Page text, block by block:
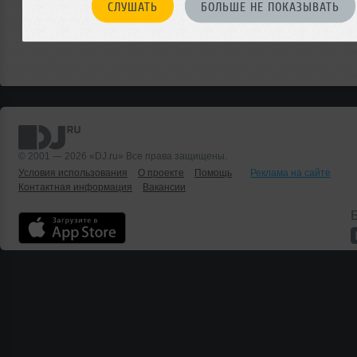
СЛУШАТЬ БОЛЬШЕ НЕ ПОКАЗЫВАТЬ
© 2001 — 2026 «DJ.ru» Все права защищены.
Условия использования
О проекте Помощь
Реклама на сайте
Контактная информация
Вакансии